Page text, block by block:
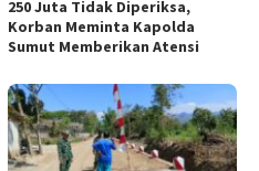
250 Juta Tidak Diperiksa,
Korban Meminta Kapolda
Sumut Memberikan Atensi